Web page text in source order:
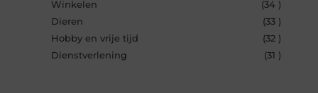
Winkelen
(34 )
Dieren
(33 )
Hobby en vrije tijd
(32 )
Dienstverlening
(31 )